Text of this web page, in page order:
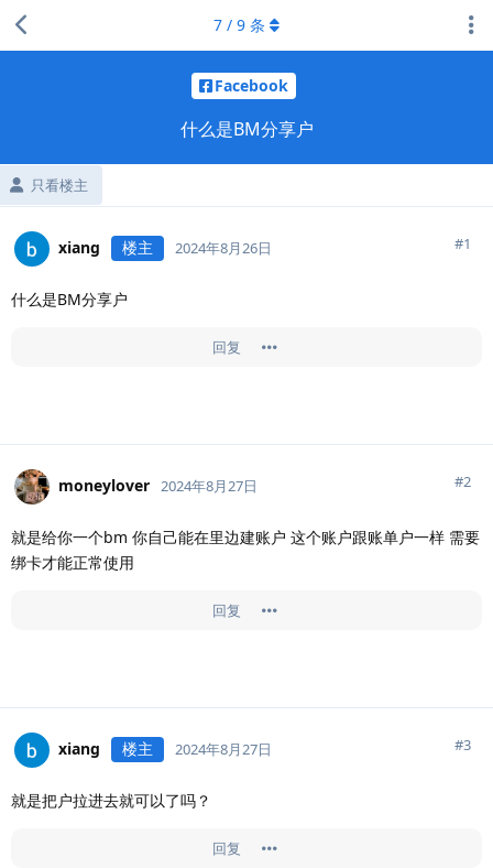
Facebook
什么是BM分享户
只看楼主
7 / 9 条
xiang 楼主 2024年8月26日 #1
什么是BM分享户
回复
moneylover 2024年8月27日 #2
就是给你一个bm 你自己能在里边建账户 这个账户跟账单户一样 需要
绑卡才能正常使用
回复
xiang 楼主 2024年8月27日 #3
就是把户拉进去就可以了吗？
回复